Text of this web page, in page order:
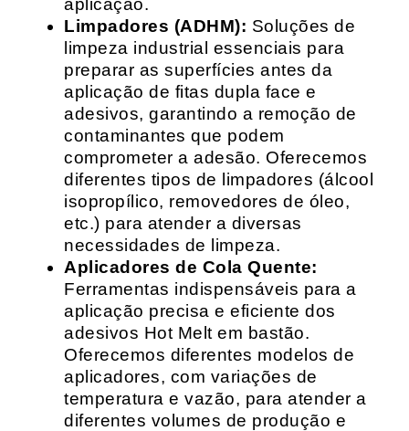
aplicação.
Limpadores (ADHM): Soluções de
limpeza industrial essenciais para
preparar as superfícies antes da
aplicação de fitas dupla face e
adesivos, garantindo a remoção de
contaminantes que podem
comprometer a adesão. Oferecemos
diferentes tipos de limpadores (álcool
isopropílico, removedores de óleo,
etc.) para atender a diversas
necessidades de limpeza.
Aplicadores de Cola Quente:
Ferramentas indispensáveis para a
aplicação precisa e eficiente dos
adesivos Hot Melt em bastão.
Oferecemos diferentes modelos de
aplicadores, com variações de
temperatura e vazão, para atender a
diferentes volumes de produção e